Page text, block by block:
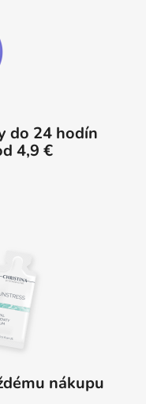
do 24 hodín
4,9 €
nákupu